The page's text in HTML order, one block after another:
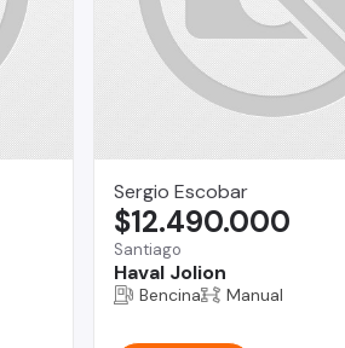
Sergio Escobar
Santiago
Haval Jolion
$12.490.000
Bencina Manual